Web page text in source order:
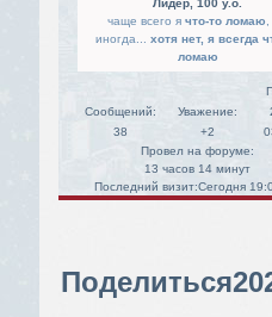
Лидер, 100 y.o.
чаще всего я что-то ломаю
иногда... хотя нет, я всегда
ломаю
Сообщений:
38
Уважение:
+2
Провел на форуме:
13 часов 14 минут
Последний визит:Сегодня
Поделиться